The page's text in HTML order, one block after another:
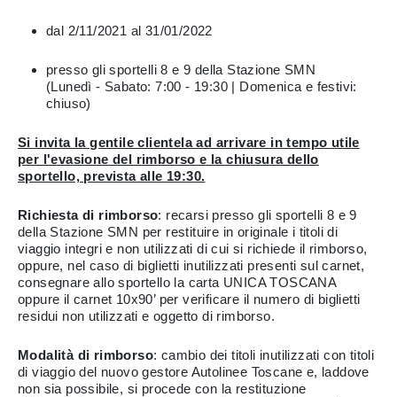
dal 2/11/2021 al 31/01/2022
presso gli sportelli 8 e 9 della Stazione SMN
(Lunedì - Sabato: 7:00 - 19:30 | Domenica e festivi:
chiuso)
Si invita la gentile clientela ad arrivare in tempo utile
per l'evasione del rimborso e la chiusura dello
sportello, prevista alle 19:30.
Richiesta di rimborso: recarsi presso gli sportelli 8 e 9
della Stazione SMN per restituire in originale i titoli di
viaggio integri e non utilizzati di cui si richiede il rimborso,
oppure, nel caso di biglietti inutilizzati presenti sul carnet,
consegnare allo sportello la carta UNICA TOSCANA
oppure il carnet 10x90’ per verificare il numero di biglietti
residui non utilizzati e oggetto di rimborso.
Modalità di rimborso: cambio dei titoli inutilizzati con titoli
di viaggio del nuovo gestore Autolinee Toscane e, laddove
non sia possibile, si procede con la restituzione